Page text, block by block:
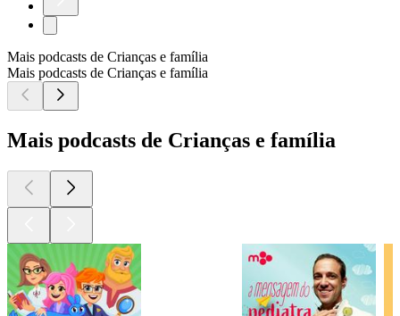
Mais podcasts de Crianças e família
Mais podcasts de Crianças e família
Mais podcasts de Crianças e família